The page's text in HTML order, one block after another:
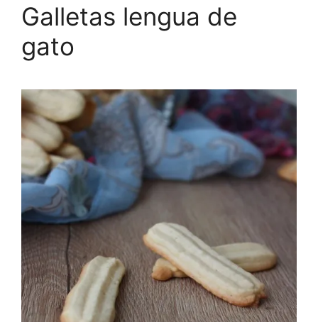
Galletas lengua de
gato